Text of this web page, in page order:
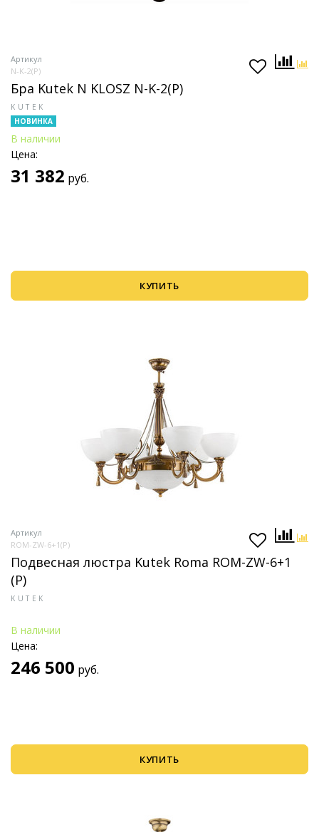
Артикул
N-K-2(P)
Бра Kutek N KLOSZ N-K-2(P)
KUTEK
НОВИНКА
В наличии
Цена:
31 382 руб.
КУПИТЬ
Артикул
ROM-ZW-6+1(P)
Подвесная люстра Kutek Roma ROM-ZW-6+1
(P)
KUTEK
В наличии
Цена:
246 500 руб.
КУПИТЬ